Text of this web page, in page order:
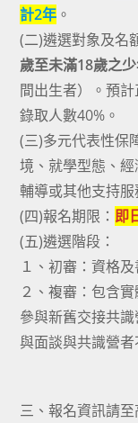
計2年 。
(二)遴選對象及名
歲至未滿18歲之
間出生者）。預
錄取人數40%。
(三)多元代表性保
境、就學型態、
輔導或其他支持
(四)報名期限： 即
(五)遴選階段：
１、初審：資格
２、複審：包含
參與新舊交接共
與面談與共識營者
三、報名資訊請